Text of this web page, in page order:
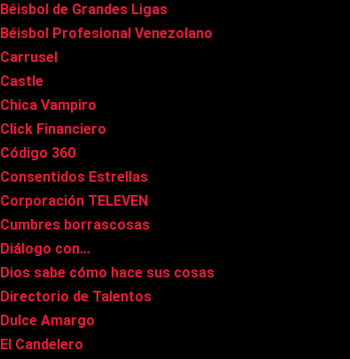
Béisbol de Grandes Ligas
Béisbol Profesional Venezolano
Carrusel
Castle
Chica Vampiro
Click Financiero
Código 360
Consentidos Estrellas
Corporación TELEVEN
Cumbres borrascosas
Diálogo con…
Dios sabe cómo hace sus cosas
Directorio de Talentos
Dulce Amargo
El Candelero